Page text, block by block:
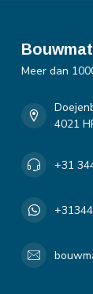
Meer dan
4021
+31